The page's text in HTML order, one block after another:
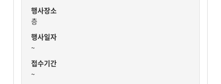
행사장소
층
행사일자
~
접수기간
~